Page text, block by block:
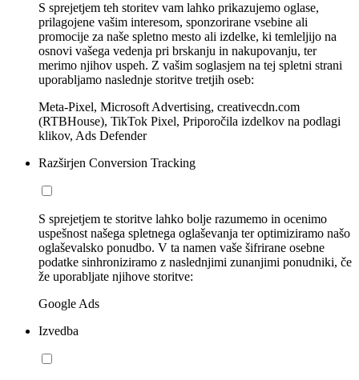
S sprejetjem teh storitev vam lahko prikazujemo oglase,
prilagojene vašim interesom, sponzorirane vsebine ali
promocije za naše spletno mesto ali izdelke, ki temleljijo na
osnovi vašega vedenja pri brskanju in nakupovanju, ter
merimo njihov uspeh. Z vašim soglasjem na tej spletni strani
uporabljamo naslednje storitve tretjih oseb:
Meta-Pixel, Microsoft Advertising, creativecdn.com
(RTBHouse), TikTok Pixel, Priporočila izdelkov na podlagi
klikov, Ads Defender
Razširjen Conversion Tracking
S sprejetjem te storitve lahko bolje razumemo in ocenimo
uspešnost našega spletnega oglaševanja ter optimiziramo našo
oglaševalsko ponudbo. V ta namen vaše šifrirane osebne
podatke sinhroniziramo z naslednjimi zunanjimi ponudniki, če
že uporabljate njihove storitve:
Google Ads
Izvedba